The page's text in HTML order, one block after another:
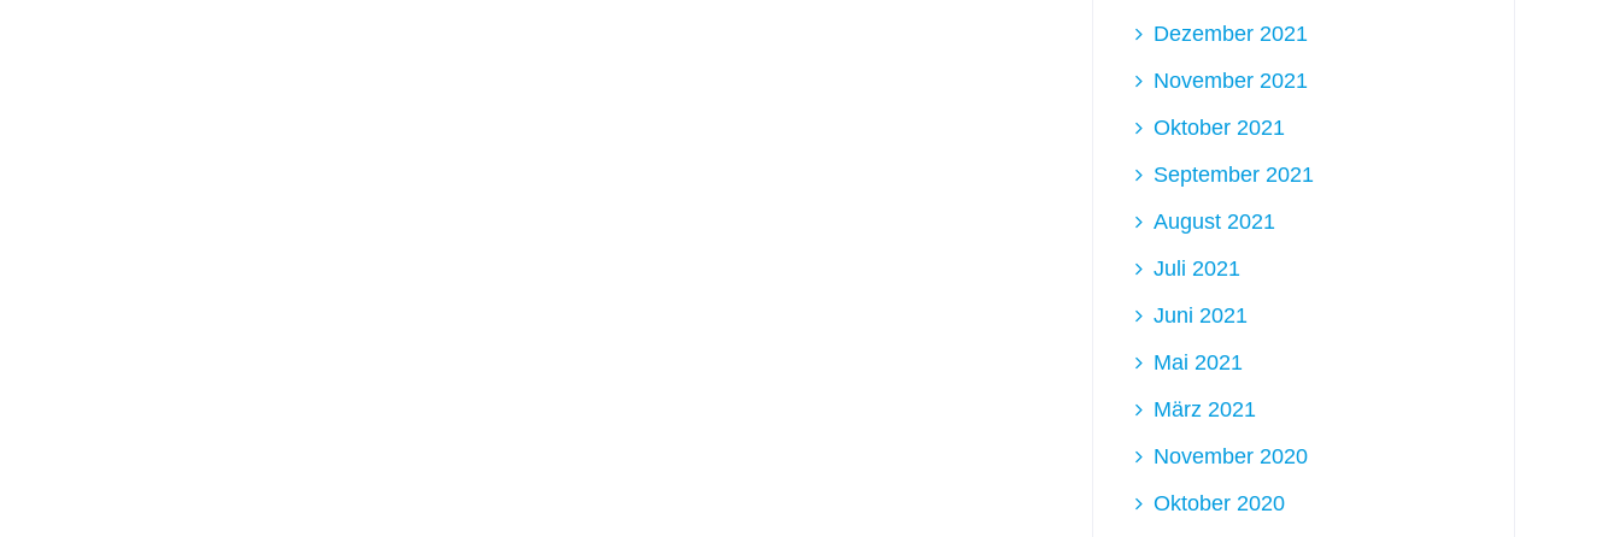
Dezember 2021
November 2021
Oktober 2021
September 2021
August 2021
Juli 2021
Juni 2021
Mai 2021
März 2021
November 2020
Oktober 2020